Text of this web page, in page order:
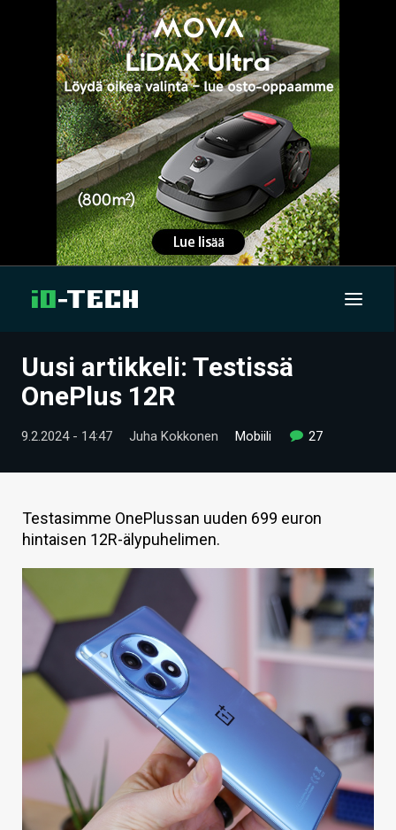
UUTISET
TIETOA
HINTA.FI
KAUPPA
VAIHDA TEEMA
HAKU
Uusi artikkeli: Testissä
OnePlus 12R
9.2.2024 - 14:47 Juha Kokkonen Mobiili 27
Testasimme OnePlussan uuden 699 euron
hintaisen 12R-älypuhelimen.